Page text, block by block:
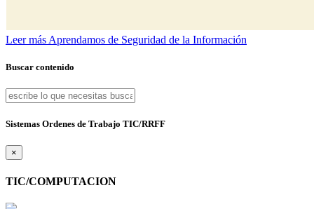
Leer más Aprendamos de Seguridad de la Información
Buscar contenido
Sistemas Ordenes de Trabajo TIC/RRFF
×
TIC/COMPUTACION